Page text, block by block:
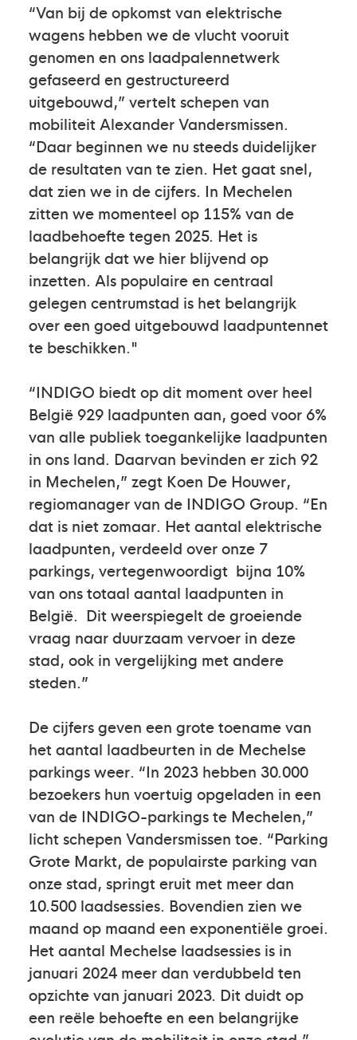
“Van bij de opkomst van elektrische
wagens hebben we de vlucht vooruit
genomen en ons laadpalennetwerk
gefaseerd en gestructureerd
uitgebouwd,” vertelt schepen van
mobiliteit Alexander Vandersmissen.
“Daar beginnen we nu steeds duidelijker
de resultaten van te zien. Het gaat snel,
dat zien we in de cijfers. In Mechelen
zitten we momenteel op 115% van de
laadbehoefte tegen 2025. Het is
belangrijk dat we hier blijvend op
inzetten. Als populaire en centraal
gelegen centrumstad is het belangrijk
over een goed uitgebouwd laadpuntennet
te beschikken."
“INDIGO biedt op dit moment over heel
België 929 laadpunten aan, goed voor 6%
van alle publiek toegankelijke laadpunten
in ons land. Daarvan bevinden er zich 92
in Mechelen,” zegt Koen De Houwer,
regiomanager van de INDIGO Group. “En
dat is niet zomaar. Het aantal elektrische
laadpunten, verdeeld over onze 7
parkings, vertegenwoordigt bijna 10%
van ons totaal aantal laadpunten in
België. Dit weerspiegelt de groeiende
vraag naar duurzaam vervoer in deze
stad, ook in vergelijking met andere
steden.”
De cijfers geven een grote toename van
het aantal laadbeurten in de Mechelse
parkings weer. “In 2023 hebben 30.000
bezoekers hun voertuig opgeladen in een
van de INDIGO-parkings te Mechelen,”
licht schepen Vandersmissen toe. “Parking
Grote Markt, de populairste parking van
onze stad, springt eruit met meer dan
10.500 laadsessies. Bovendien zien we
maand op maand een exponentiële groei.
Het aantal Mechelse laadsessies is in
januari 2024 meer dan verdubbeld ten
opzichte van januari 2023. Dit duidt op
een reële behoefte en een belangrijke